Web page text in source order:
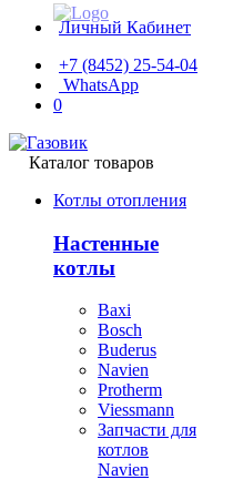
Личный Кабинет
+7 (8452) 25-54-04
WhatsApp
0
Каталог товаров
Котлы отопления
Настенные
котлы
Baxi
Bosch
Buderus
Navien
Protherm
Viessmann
Запчасти для
котлов
Navien